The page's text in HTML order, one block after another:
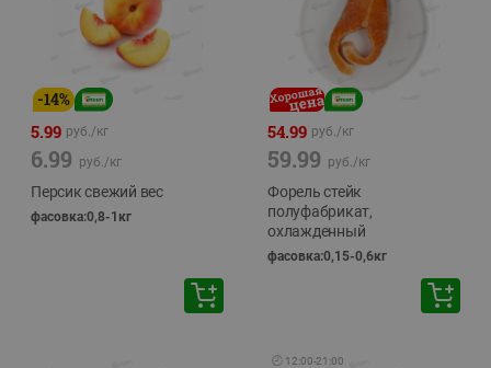
-14%
5.99 руб./кг
6.99 руб./кг
Персик свежий вес
фасовка:0,8-1кг
54.99 руб./кг
59.99 руб./кг
Форель стейк
полуфабрикат,
охлажденный
фасовка:0,15-0,6кг
🕘 12:00-21:00